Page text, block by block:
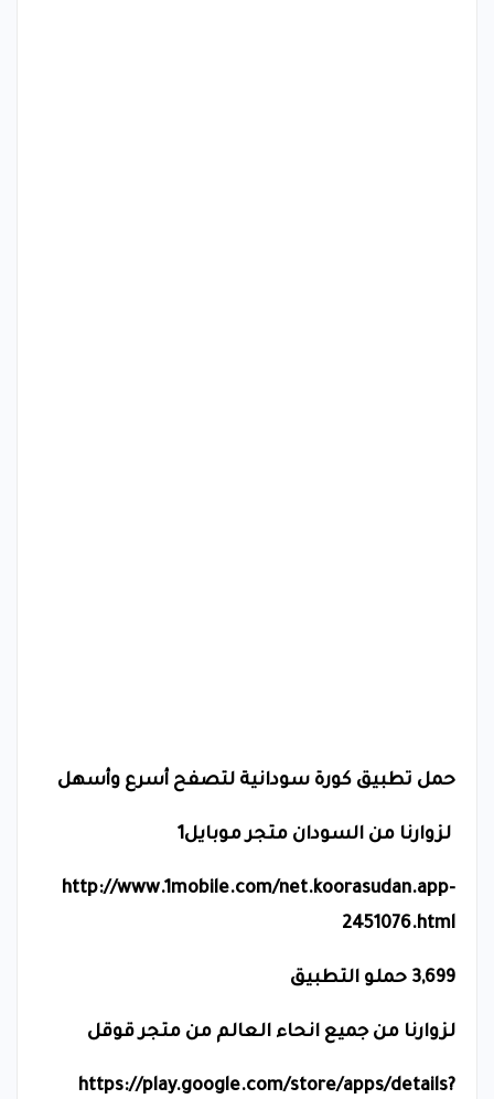
حمل تطبيق كورة سودانية لتصفح أسرع وأسهل
لزوارنا من السودان متجر موبايل1
http://www.1mobile.com/net.koorasudan.app-
2451076.html
3,699 حملو التطبيق
لزوارنا من جميع انحاء العالم من متجر قوقل
https://play.google.com/store/apps/details?